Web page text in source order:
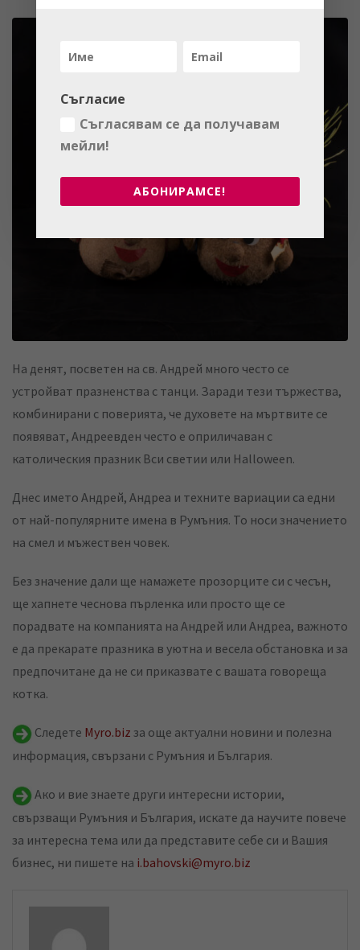
На денят, посветен на св. Андрей много често се
устройват празненства с танци. Заради тези тържества,
комбинирани с поверията, че духовете на мъртвите се
появяват, Андреевден често е оприличаван с
католическия празник Вси светии или Halloween.
Днес името Андрей, Андреа и техните вариации са едни
от най-популярните имена в Румъния. То носи значението
на смел и мъжествен човек.
Без значение дали ще намажете прозорците си с чесън,
ще хапнете чеснова пърленка или просто ще се
порадвате на компанията на Андрей или Андреа, важното
е да прекарате празника в уютна и весела обстановка и за
предпочитане да не си приказвате с вашата говореща
котка.
Следете Myro.biz за още актуални новини и полезна
информация, свързани с Румъния и България.
Ако и вие знаете други интересни истории,
свързващи Румъния и България, искате да научите повече
за интересна тема или да представите себе си и Вашия
бизнес, ни пишете на i.bahovski@myro.biz
Съгласие
Съгласявам се да получавам
мейли!
АБОНИРАМСЕ!